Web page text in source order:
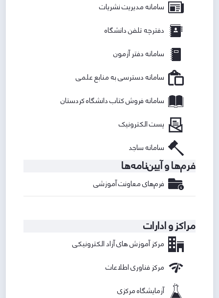
سامانه مدیریت نشریات
دفترچه تلفن دانشگاه
سامانه دفتر آزمون
سامانه دسترسی به منابع علمی
سامانه فروش کتاب دانشگاه کردستان
پست الکترونیک
سامانه ساجد
فرم‌ها و آیین‌نامه‌ها
فرم‌های معاونت آموزشی
مراکز و ادارات
مرکز آموزش های آزاد الکترونیکی
مرکز فناوری اطلاعات
آزمایشگاه مرکزی